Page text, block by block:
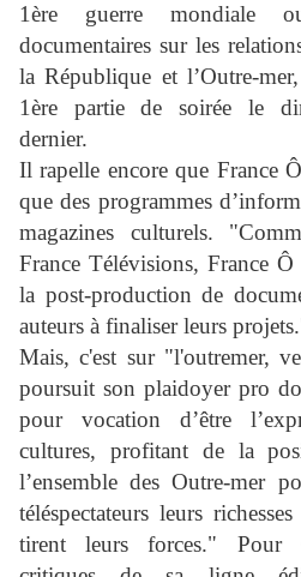
1ère guerre mondiale
documentaires sur les
la République et l’Outre-
1ère partie de soirée le
dernier.
Il rapelle encore que France
que des programmes
magazines culturels.
France Télévisions, France
la post-production de
auteurs à finaliser leurs
Mais, c'est sur "l'outremer,
poursuit son plaidoyer pro
pour vocation d’être
cultures, profitant de la
l’ensemble des Outre-mer
téléspectateurs leurs
tirent leurs forces." Pour